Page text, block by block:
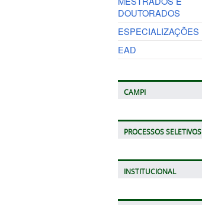
DOUTORADOS
ESPECIALIZAÇÕES
EAD
CAMPI
PROCESSOS SELETIVOS
INSTITUCIONAL